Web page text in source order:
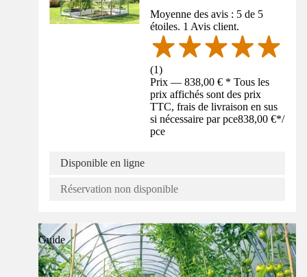
Moyenne des avis : 5 de 5
étoiles. 1 Avis client.
(1)
Prix — 838,00 € * Tous les
prix affichés sont des prix
TTC, frais de livraison en sus
si nécessaire par pce838,00 €*/
pce
Disponible en ligne
Réservation non disponible
Guide